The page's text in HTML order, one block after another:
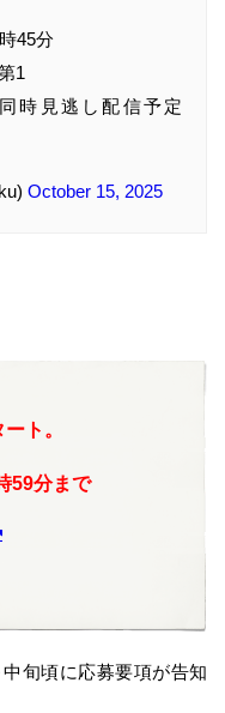
45分
1
時見逃し配信予定
October 15, 2025
ト。
59分まで
旬頃に応募要項が告知